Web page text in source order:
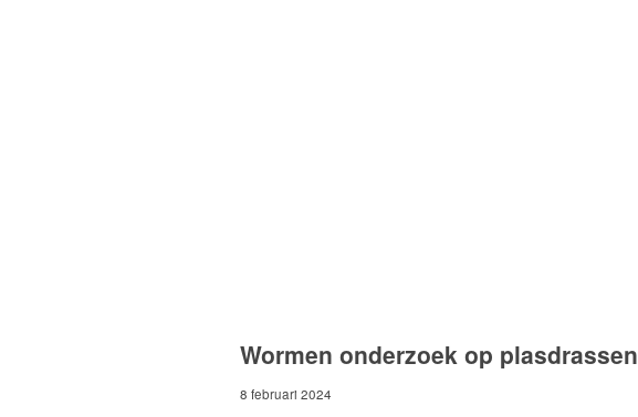
Wormen onderzoek op plasdrassen
8 februari 2024